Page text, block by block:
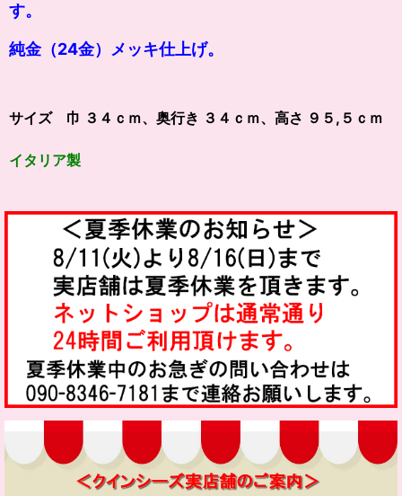
す。
純金（24金）メッキ仕上げ。
サイズ 巾 ３４ｃｍ、奥行き ３４ｃｍ、高さ ９５,５ｃｍ
イタリア製